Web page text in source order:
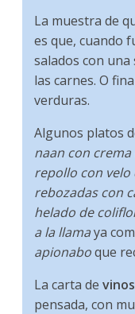
La muestra de
es que, cuando
salados con
las carnes. O
verduras.
Algunos platos
naan con
repollo con velo
rebozadas con
helado de
a la llamaya
apionaboque
La carta devinos
pensada, con